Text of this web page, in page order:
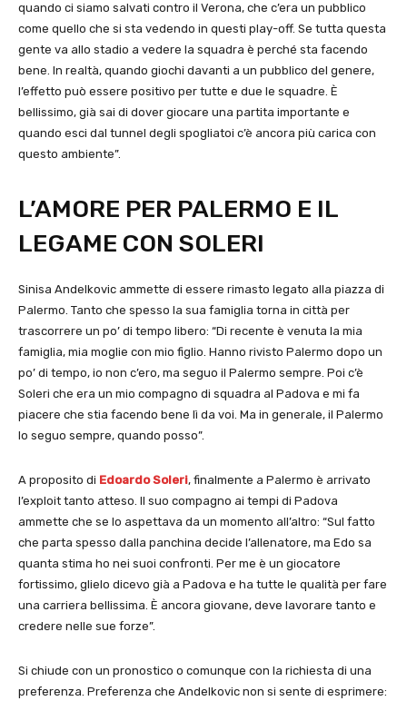
quando ci siamo salvati contro il Verona, che c’era un pubblico
come quello che si sta vedendo in questi play-off. Se tutta questa
gente va allo stadio a vedere la squadra è perché sta facendo
bene. In realtà, quando giochi davanti a un pubblico del genere,
l’effetto può essere positivo per tutte e due le squadre. È
bellissimo, già sai di dover giocare una partita importante e
quando esci dal tunnel degli spogliatoi c’è ancora più carica con
questo ambiente”.
L’AMORE PER PALERMO E IL
LEGAME CON SOLERI
Sinisa Andelkovic ammette di essere rimasto legato alla piazza di
Palermo. Tanto che spesso la sua famiglia torna in città per
trascorrere un po’ di tempo libero: “Di recente è venuta la mia
famiglia, mia moglie con mio figlio. Hanno rivisto Palermo dopo un
po’ di tempo, io non c’ero, ma seguo il Palermo sempre. Poi c’è
Soleri che era un mio compagno di squadra al Padova e mi fa
piacere che stia facendo bene lì da voi. Ma in generale, il Palermo
lo seguo sempre, quando posso”.
A proposito di Edoardo Soleri, finalmente a Palermo è arrivato
l’exploit tanto atteso. Il suo compagno ai tempi di Padova
ammette che se lo aspettava da un momento all’altro: “Sul fatto
che parta spesso dalla panchina decide l’allenatore, ma Edo sa
quanta stima ho nei suoi confronti. Per me è un giocatore
fortissimo, glielo dicevo già a Padova e ha tutte le qualità per fare
una carriera bellissima. È ancora giovane, deve lavorare tanto e
credere nelle sue forze”.
Si chiude con un pronostico o comunque con la richiesta di una
preferenza. Preferenza che Andelkovic non si sente di esprimere: